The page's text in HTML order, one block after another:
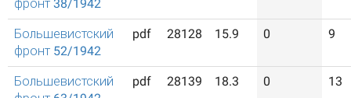
фронт 38/1942
Большевистский
фронт 52/1942
pdf 28128 15.9 0 9
Большевистский
pdf 28139 18.3 0 13